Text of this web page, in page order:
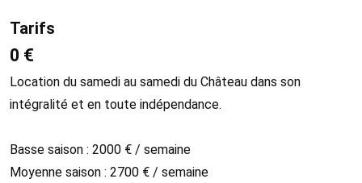
Tarifs
0 €
Location du samedi au samedi du Château dans son
intégralité et en toute indépendance.
Basse saison : 2000 € / semaine
Moyenne saison : 2700 € / semaine